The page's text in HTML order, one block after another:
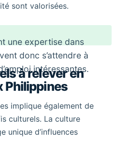
sont valorisées.
une expertise dans
donc s’attendre à
intéressantes.
à relever en
Philippines
implique également de
culturels. La culture
unique d’influences